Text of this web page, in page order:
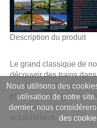
Description du produit
Le grand classique de
découvrir des trains
saisons... à travers les
photographes qui
«Le Train» et qui
Nous utilisons des
utilisation de notre
dernier, nous
des